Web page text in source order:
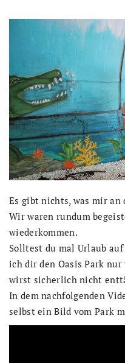
Es gibt nichts, was mir
Wir waren rundum
wiederkommen.
Solltest du mal Urlaub
ich dir den Oasis Park nur
wirst sicherlich nicht
In dem nachfolgenden
selbst ein Bild vom Park